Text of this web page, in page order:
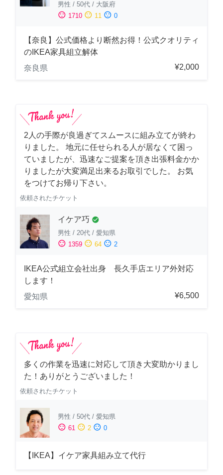
男性 / 50代 / 大阪府
sentiment_satisfied 1710 sentiment_neutral 11 sentiment_dissatisfied 0
【奈良】公式価格より断然お得！公式クオリティ
のIKEA家具組立解体
奈良県
¥2,000
2人の手際が良過ぎてスムースに組み立てが終わ
りました。 地元に任せられる人が居なくて困っ
ていましたが、迅速なご提案を頂き出張料金かか
りましたが大変満足出来るお取引でした。 お気
をつけてお帰り下さい。
依頼されたチケット
イケア巧 check_circle
男性 / 20代 / 愛知県
sentiment_satisfied 1359 sentiment_neutral 64 sentiment_dissatisfied 2
IKEA公式組立会社出身 長久手店エリア外対応
します！
愛知県
¥6,500
多くの作業を迅速に対応して頂き大変助かりまし
た！ありがとうございました！
依頼されたチケット
男性 / 50代 / 愛知県
sentiment_satisfied 61 sentiment_neutral 2 sentiment_dissatisfied 0
【IKEA】イケア家具組み立て代行